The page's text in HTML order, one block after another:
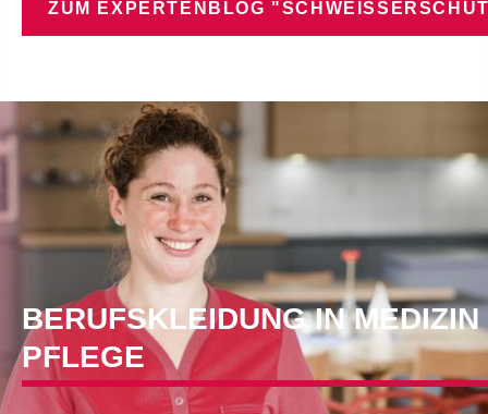
ZUM EXPERTENBLOG
BERUFSKLEIDUNG IN MEDIZIN
PFLEGE